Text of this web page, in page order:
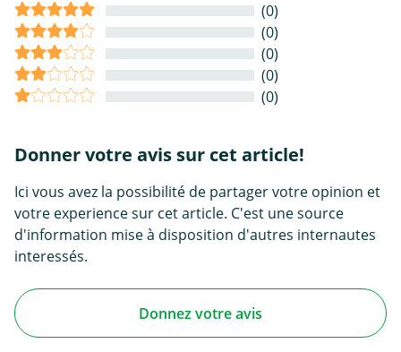
(0)
(0)
(0)
(0)
(0)
Donner votre avis sur cet article!
Ici vous avez la possibilité de partager votre opinion et
votre experience sur cet article. C'est une source
d'information mise à disposition d'autres internautes
interessés.
Donnez votre avis